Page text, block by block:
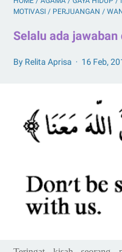
MOTIVASI / PERJUANGAN /
Selalu ada jawaban
By Relita Aprisa 16 Feb,